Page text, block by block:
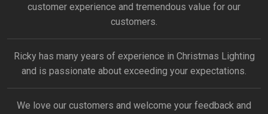
customer experience and tremendous value for our
customers.
Ricky has many years of experience in Christmas Lighting
and is passionate about exceeding your expectations.
We love our customers and welcome your feedback and